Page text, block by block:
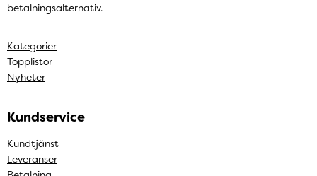
betalningsalternativ.
Kategorier
Topplistor
Nyheter
Kundservice
Kundtjänst
Leveranser